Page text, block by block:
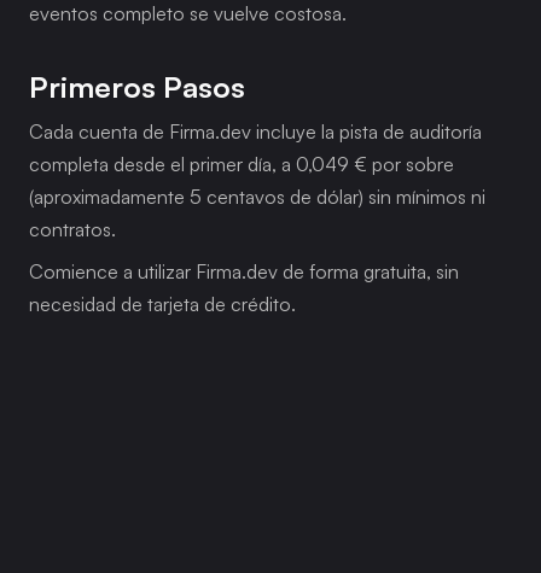
eventos completo se vuelve costosa.
Primeros Pasos
Cada cuenta de Firma.dev incluye la pista de auditoría
completa desde el primer día, a 0,049 € por sobre
(aproximadamente 5 centavos de dólar) sin mínimos ni
contratos.
Comience a utilizar Firma.dev de forma gratuita, sin
necesidad de tarjeta de crédito.